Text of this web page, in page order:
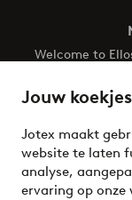
Jouw
Jotex maakt
website te laten
analyse,
ervaring op onze
Welcome to
your